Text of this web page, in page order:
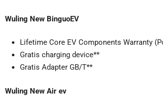
Wuling New BinguoEV
Lifetime Core EV Components Warranty
Gratis charging device**
Gratis Adapter GB/T**
Wuling New Air ev